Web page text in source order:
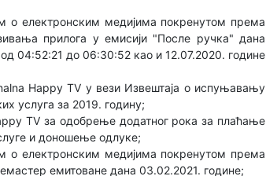
електронским медијима покренутом према
прилога у емисији "После ручка" дана
04:52:21 до 06:30:52 као и 12.07.2020. године
Happy TV у вези Извештаја о испуњавању
услуга за 2019. годину;
TV за одобрење додатног рока за плаћање
и доношење одлуке;
електронским медијима покренутом према
емитоване дана 03.02.2021. године;